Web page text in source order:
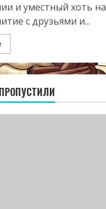
и уместный хоть на
с друзьями и...